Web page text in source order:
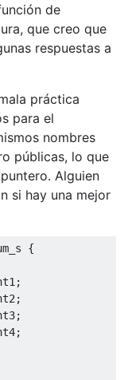
de
que creo que
respuestas a
práctica
para el
nombres
públicas, lo que
puntero. Alguien
si hay una mejor
{
;
;
;
;